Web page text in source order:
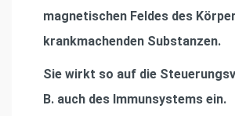
magnetischen Feldes des
krankmachenden Substanzen.
Sie wirkt so auf die
B. auch des Immunsystems ein.